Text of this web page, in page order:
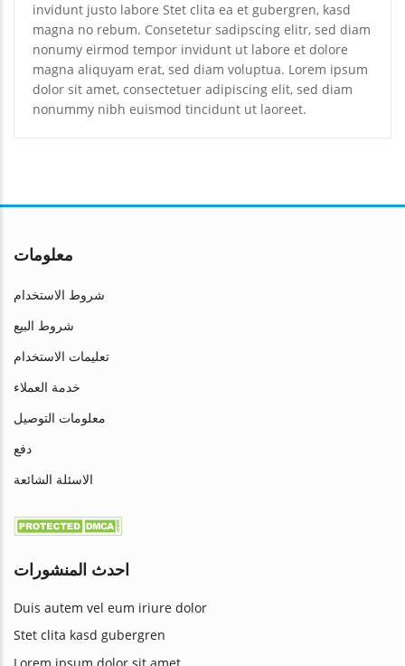
invidunt justo labore Stet clita ea et gubergren, kasd
magna no rebum. Consetetur sadipscing elitr, sed diam
nonumy eirmod tempor invidunt ut labore et dolore
magna aliquyam erat, sed diam voluptua. Lorem ipsum
dolor sit amet, consectetuer adipiscing elit, sed diam
nonummy nibh euismod tincidunt ut laoreet.
معلومات
شروط الاستخدام
شروط البيع
تعليمات الاستخدام
خدمة العملاء
معلومات التوصيل
دفع
الاسئلة الشائعة
احدث المنشورات
Duis autem vel eum iriure dolor
Stet clita kasd gubergren